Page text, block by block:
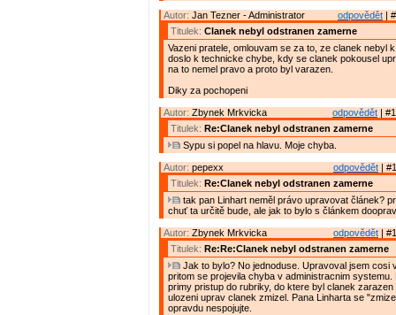
odpovědět |
Autor: Jan Tezner - Administrator
Titulek: Clanek nebyl odstranen zamerne
Vazeni pratele, omlouvam se za to, ze clanek nebyl
doslo k technicke chybe, kdy se clanek pokousel
na to nemel pravo a proto byl varazen.
Diky za pochopeni
odpovědět |
Autor: Zbynek Mrkvicka
Titulek: Re:Clanek nebyl odstranen zamerne
Sypu si popel na hlavu. Moje chyba.
odpovědět |
Autor: pepexx
Titulek: Re:Clanek nebyl odstranen zamerne
tak pan Linhart neměl právo upravovat článek?
chuť ta určitě bude, ale jak to bylo s článkem
odpovědět |
Autor: Zbynek Mrkvicka
Titulek: Re:Re:Clanek nebyl odstranen zamerne
Jak to bylo? No jednoduse. Upravoval jsem cosi
pritom se projevila chyba v administracnim systemu.
primy pristup do rubriky, do ktere byl clanek zarazen
ulozeni uprav clanek zmizel. Pana Linharta se
opravdu nespojujte.